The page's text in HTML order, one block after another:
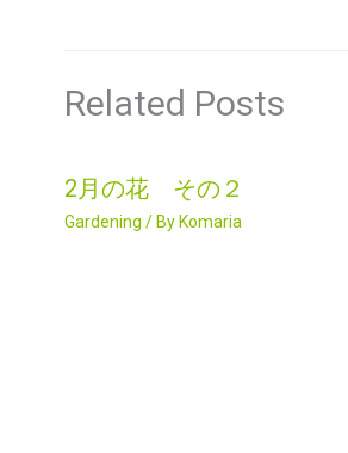
Related Posts
2月の花 その２
Gardening / By Komaria